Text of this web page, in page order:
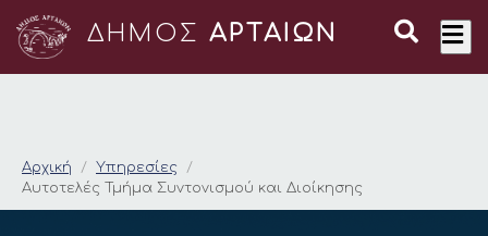
ΔΗΜΟΣ ΑΡΤΑΙΩΝ
Αυτοτελές Τμήμα
Αρχική
Υπηρεσίες
Αυτοτελές Τμήμα Συντονισμού και Διοίκησης